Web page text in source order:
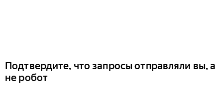
Подтвердите, что запросы отправляли вы, а
не робот